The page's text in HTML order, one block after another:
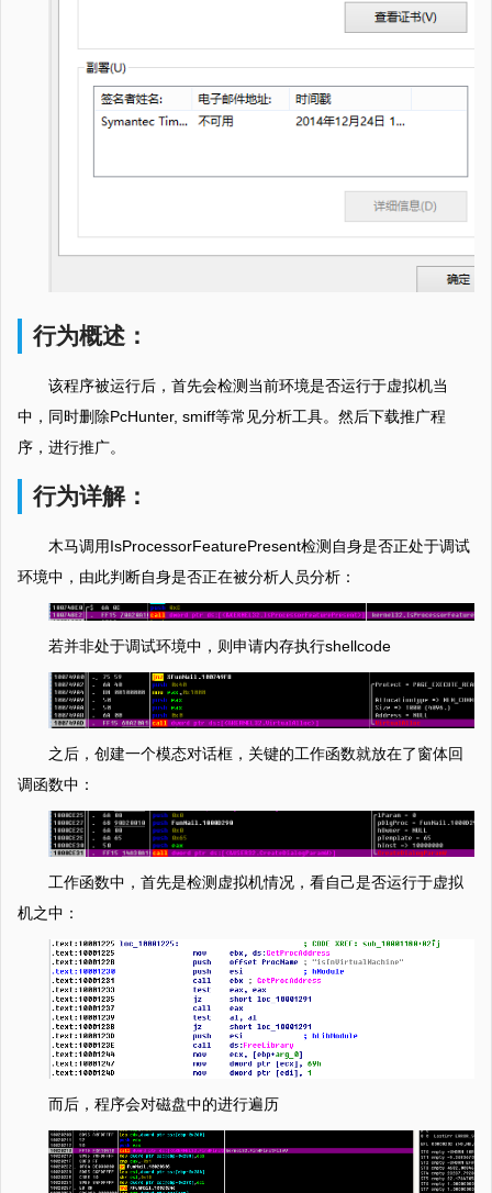
行为概述：
该程序被运行后，首先会检测当前环境是否运行于虚拟机当
中，同时删除PcHunter, smiff等常见分析工具。然后下载推广程
序，进行推广。
行为详解：
木马调用IsProcessorFeaturePresent检测自身是否正处于调试
环境中，由此判断自身是否正在被分析人员分析：
若并非处于调试环境中，则申请内存执行shellcode
之后，创建一个模态对话框，关键的工作函数就放在了窗体回
调函数中：
工作函数中，首先是检测虚拟机情况，看自己是否运行于虚拟
机之中：
而后，程序会对磁盘中的进行遍历